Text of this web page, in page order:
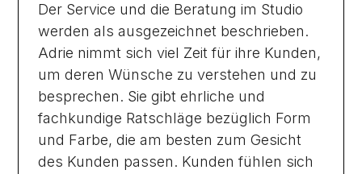
Der Service und die Beratung im Studio
werden als ausgezeichnet beschrieben.
Adrie nimmt sich viel Zeit für ihre Kunden,
um deren Wünsche zu verstehen und zu
besprechen. Sie gibt ehrliche und
fachkundige Ratschläge bezüglich Form
und Farbe, die am besten zum Gesicht
des Kunden passen. Kunden fühlen sich